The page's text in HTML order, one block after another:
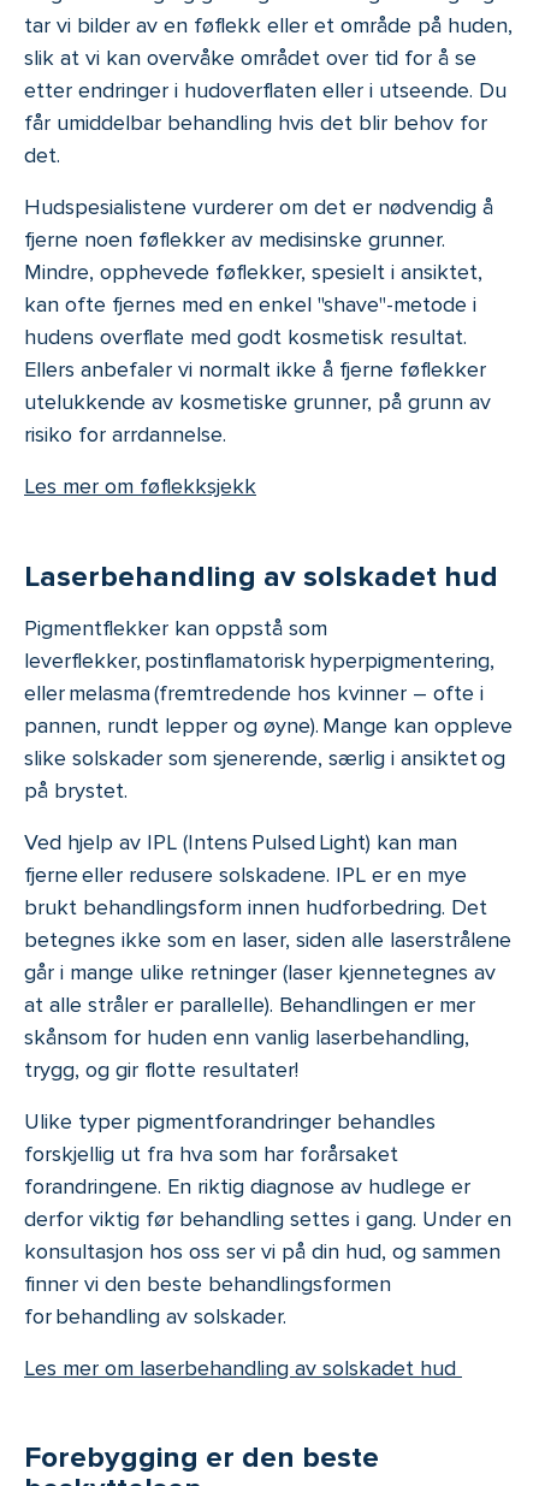
tar vi bilder av en føflekk eller et område på huden,
slik at vi kan overvåke området over tid for å se
etter endringer i hudoverflaten eller i utseende. Du
får umiddelbar behandling hvis det blir behov for
det.
Hudspesialistene vurderer om det er nødvendig å
fjerne noen føflekker av medisinske grunner.
Mindre, opphevede føflekker, spesielt i ansiktet,
kan ofte fjernes med en enkel "shave"-metode i
hudens overflate med godt kosmetisk resultat.
Ellers anbefaler vi normalt ikke å fjerne føflekker
utelukkende av kosmetiske grunner, på grunn av
risiko for arrdannelse.
Les mer om føflekksjekk
Laserbehandling av solskadet hud
Pigmentflekker kan oppstå som
leverflekker, postinflamatorisk hyperpigmentering,
eller melasma (fremtredende hos kvinner – ofte i
pannen, rundt lepper og øyne). Mange kan oppleve
slike solskader som sjenerende, særlig i ansiktet og
på brystet.
Ved hjelp av IPL (Intens Pulsed Light) kan man
fjerne eller redusere solskadene. IPL er en mye
brukt behandlingsform innen hudforbedring. Det
betegnes ikke som en laser, siden alle laserstrålene
går i mange ulike retninger (laser kjennetegnes av
at alle stråler er parallelle). Behandlingen er mer
skånsom for huden enn vanlig laserbehandling,
trygg, og gir flotte resultater!
Ulike typer pigmentforandringer behandles
forskjellig ut fra hva som har forårsaket
forandringene. En riktig diagnose av hudlege er
derfor viktig før behandling settes i gang. Under en
konsultasjon hos oss ser vi på din hud, og sammen
finner vi den beste behandlingsformen
for behandling av solskader.
Les mer om laserbehandling av solskadet hud
Forebygging er den beste